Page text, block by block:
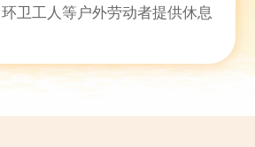
卫工人等户外劳动者提供休息